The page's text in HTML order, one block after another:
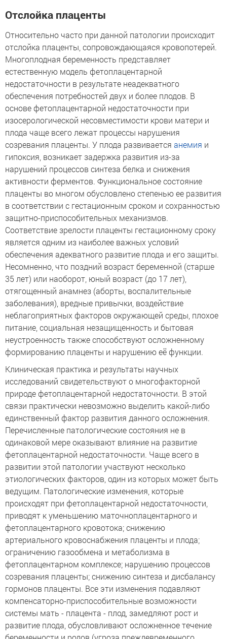
Отслойка плаценты
Относительно часто при данной патологии происходит
отслойка плаценты, сопровождающаяся кровопотерей.
Многоплодная беременность представляет
естественную модель фетоплацентарной
недостаточности в результате неадекватного
обеспечения потребностей двух и более плодов. В
основе фетоплацентарной недостаточности при
изосерологической несовместимости крови матери и
плода чаще всего лежат процессы нарушения
созревания плаценты. У плода развивается анемия и
гипоксия, возникает задержка развития из-за
нарушений процессов синтеза белка и снижения
активности ферментов. Функциональное состояние
плаценты во многом обусловлено степенью ее развития
в соответствии с гестационным сроком и сохранностью
защитно-приспособительных механизмов.
Соответствие зрелости плаценты гестационному сроку
является одним из наиболее важных условий
обеспечения адекватного развитие плода и его защиты.
Несомненно, что поздний возраст беременной (старше
35 лет) или наоборот, юный возраст (до 17 лет),
отягощенный анамнез (аборты, воспалительные
заболевания), вредные привычки, воздействие
неблагоприятных факторов окружающей среды, плохое
питание, социальная незащищенность и бытовая
неустроенность также способствуют осложненному
формированию плаценты и нарушению её функции.
Клиническая практика и результаты научных
исследований свидетельствуют о многофакторной
природе фетоплацентарной недостаточности. В этой
связи практически невозможно выделить какой-либо
единственный фактор развития данного осложнения.
Перечисленные патологические состояния не в
одинаковой мере оказывают влияние на развитие
фетоплацентарной недостаточности. Чаще всего в
развитии этой патологии участвуют несколько
этиологических факторов, один из которых может быть
ведущим. Патологические изменения, которые
происходят при фетоплацентарной недостаточности,
приводят к уменьшению маточноплацентарного и
фетоплацентарного кровотока; снижению
артериального кровоснабжения плаценты и плода;
ограничению газообмена и метаболизма в
фетоплацентарном комплексе; нарушению процессов
созревания плаценты; снижению синтеза и дисбалансу
гормонов плаценты. Все эти изменения подавляют
компенсаторно-приспособительные возможности
системы мать - плацента - плод, замедляют рост и
развитие плода, обусловливают осложненное течение